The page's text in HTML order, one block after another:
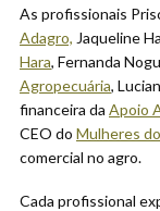
As profissionais
Adagro, Jaqueline
Hara, Fernanda
Agropecuária,
financeira da Apoio
CEO do Mulheres
comercial no agro.
Cada profissional